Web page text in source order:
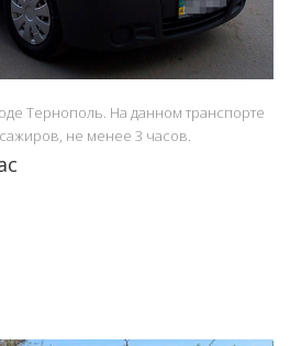
Тернополь. На данном транспорте
не менее 3 часов.